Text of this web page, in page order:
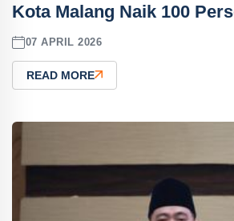
Kota Malang Naik 100
07 APRIL 2026
READ MORE